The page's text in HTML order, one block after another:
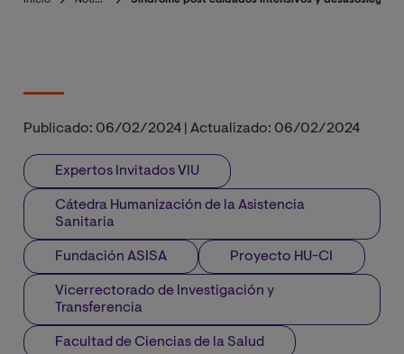
Publicado: 06/02/2024 Actualizado: 06/02/2024
Expertos Invitados VIU
Cátedra Humanización de la Asistencia
Sanitaria
Fundación ASISA Proyecto HU-CI
Vicerrectorado de Investigación y
Transferencia
Facultad de Ciencias de la Salud